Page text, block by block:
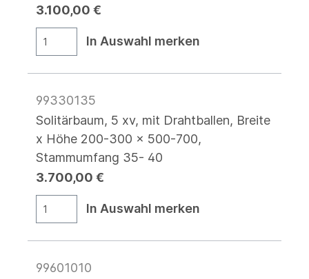
3.100,00 €
In Auswahl merken
99330135
Solitärbaum, 5 xv, mit Drahtballen, Breite
x Höhe 200-300 x 500-700,
Stammumfang 35- 40
3.700,00 €
In Auswahl merken
99601010